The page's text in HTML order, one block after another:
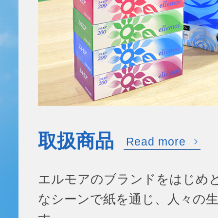
取扱商品 Read more
エルモアのブランドをはじめ
なシーンで紙を通じ、人々の